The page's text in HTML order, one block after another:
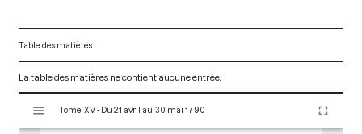
Table des matières
La table des matières ne contient aucune entrée.
s
Tome XV - Du 21 avril au 30 mai 1790